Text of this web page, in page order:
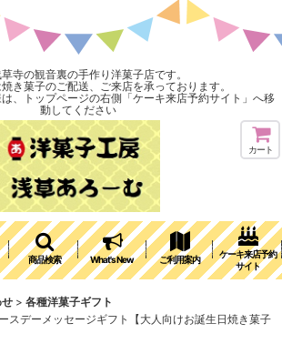
寺の観音裏の手作り洋菓子店です。
き菓子のご配送、ご来店を承っております。
、トップページの右側「ケーキ来店予約サイト」へ移
動してください
カート
商品検索 What's New ご利用案内
ケーキ来店予約
サイト
> 各種洋菓子ギフト
スデーメッセージギフト【大人向けお誕生日焼き菓子